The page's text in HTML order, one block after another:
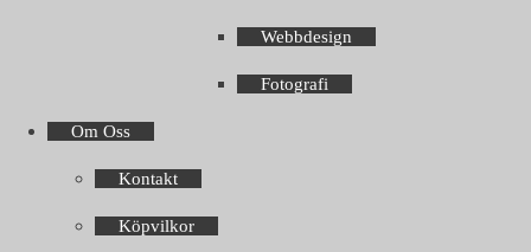
Webbdesign
Fotografi
Om Oss
Kontakt
Köpvilkor